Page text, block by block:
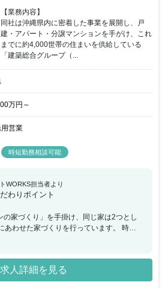
のでご家族と過ごす時間も確保していただ
切り替えることができ仕事とプライベート
です。自分の思いとお客さまのご要望を反
建てたいという熱意の持った方をお待ちし
【業務内容】
同社は沖縄県内に密着した事業を展開し、戸
建・アパート・分譲マンションを手がけ、これ
までに約4,000世帯の住まいを供給している
「建築総合グループ（...
万円 ～
営業
時短勤務相談可能
WORKS担当者より
わりポイント
の家づくり」を手掛け、同じ家は2つとし
わせた家づくりを行っています。 時代
りも行っており、例えばIOT住宅として
マートフォンなどのデバイスと連携するな
設計を積極的に取り入れています。
求人詳細を見る